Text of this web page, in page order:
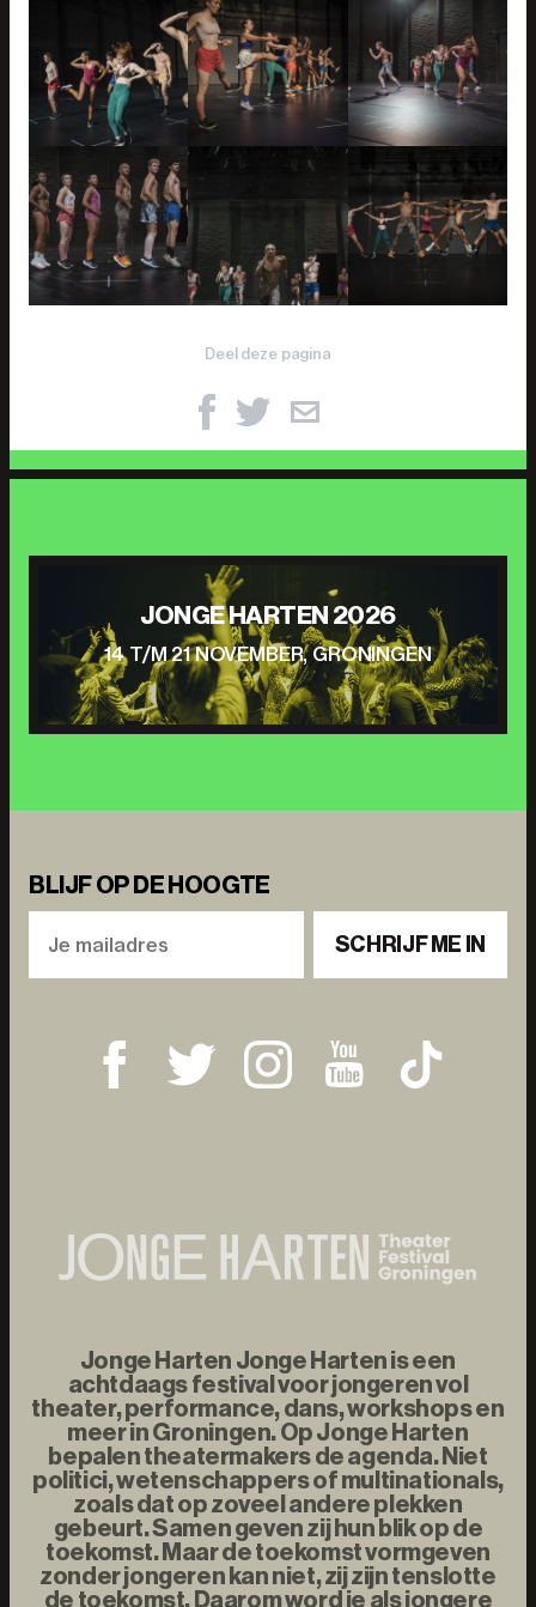
Deel deze pagina
JONGE HARTEN 2026
14 T/M 21 NOVEMBER, GRONINGEN
BLIJF OP DE HOOGTE
SCHRIJF ME IN
Jonge Harten Jonge Harten is een
achtdaags festival voor jongeren vol
theater, performance, dans, workshops en
meer in Groningen. Op Jonge Harten
bepalen theatermakers de agenda. Niet
politici, wetenschappers of multinationals,
zoals dat op zoveel andere plekken
gebeurt. Samen geven zij hun blik op de
toekomst. Maar de toekomst vormgeven
zonder jongeren kan niet, zij zijn tenslotte
de toekomst. Daarom word je als jongere